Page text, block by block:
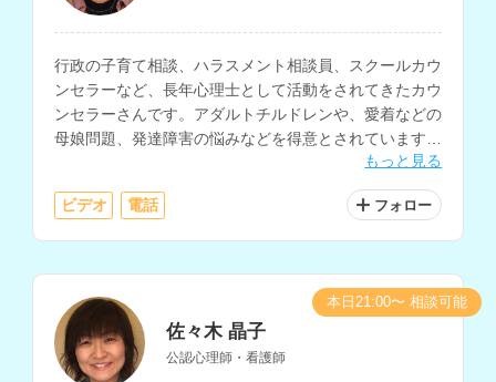
行政の子育て相談、ハラスメント相談員、スクールカウ
ンセラーなど、長年心理士として活動をされてきたカウ
ンセラーさんです。アダルトチルドレンや、愛着などの
母娘問題、発達障害の悩みなどを得意とされています。
講師経験もお持ちで心理学についての知識も深く、様々
もっと見る
ビデオ 電話 フォロー
佐々木 晶子
公認心理師・看護師
本日21:00〜 相談可能